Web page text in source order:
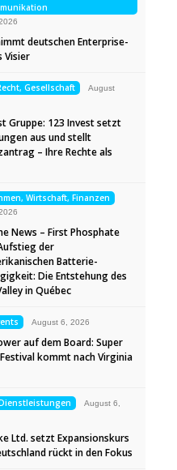
deutschen Enterprise-
Visier
Gesellschaft
August
Gruppe: 123 Invest setzt
aus und stellt
– Ihre Rechte als
Wirtschaft, Finanzen
News – First Phosphate
der
Batterie-
Die Entstehung des
in Québec
August 6, 2026
auf dem Board: Super
kommt nach Virginia
August 6,
Ltd. setzt Expansionskurs
rückt in den Fokus